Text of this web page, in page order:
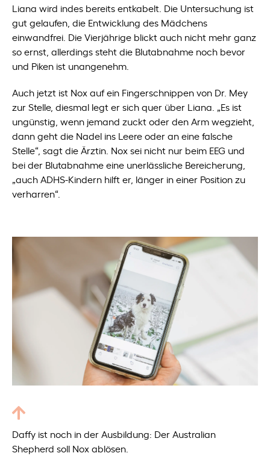
Liana wird indes bereits entkabelt. Die Untersuchung ist
gut gelaufen, die Entwicklung des Mädchens
einwandfrei. Die Vierjährige blickt auch nicht mehr ganz
so ernst, allerdings steht die Blutabnahme noch bevor
und Piken ist unangenehm.
Auch jetzt ist Nox auf ein Fingerschnippen von Dr. Mey
zur Stelle, diesmal legt er sich quer über Liana. „Es ist
ungünstig, wenn jemand zuckt oder den Arm wegzieht,
dann geht die Nadel ins Leere oder an eine falsche
Stelle“, sagt die Ärztin. Nox sei nicht nur beim EEG und
bei der Blutabnahme eine unerlässliche Bereicherung,
„auch ADHS-Kindern hilft er, länger in einer Position zu
verharren“.
Daffy ist noch in der Ausbildung: Der Australian
Shepherd soll Nox ablösen.